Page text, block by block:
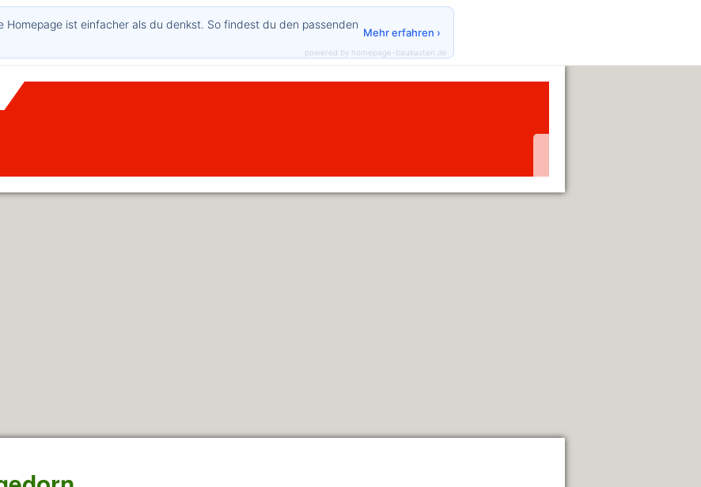
Homepage ist einfacher als du denkst. So findest du den passenden
Mehr erfahren ›
powered by homepage-baukasten.de